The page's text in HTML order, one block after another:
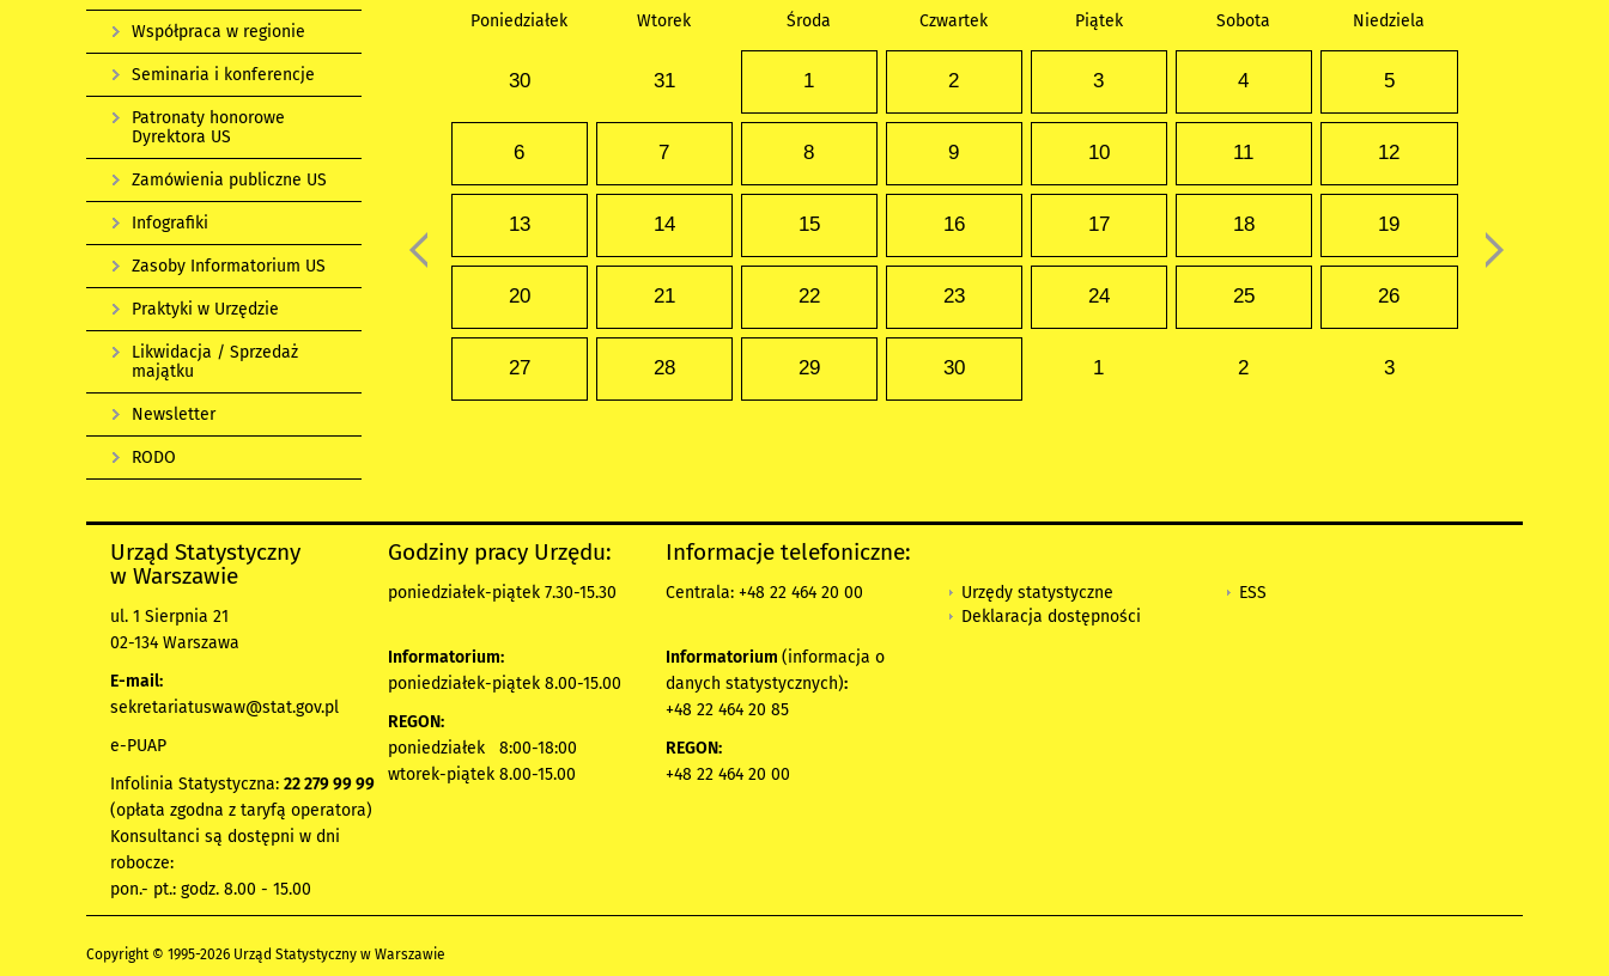
Poniedziałek Wtorek Środa Czwartek Piątek Sobota Niedziela
30 31 1 2 3 4 5
6 7 8 9 10 11 12
13 14 15 16 17 18 19
20 21 22 23 24 25 26
27 28 29 30 1 2 3
Współpraca w regionie
Seminaria i konferencje
Patronaty honorowe
Dyrektora US
Zamówienia publiczne US
Infografiki
Zasoby Informatorium US
Praktyki w Urzędzie
Likwidacja / Sprzedaż
majątku
Newsletter
RODO
Urząd Statystyczny
w Warszawie
ul. 1 Sierpnia 21
02-134 Warszawa
E-mail:
sekretariatuswaw@stat.gov.pl
e-PUAP
Infolinia Statystyczna: 22 279 99 99
(opłata zgodna z taryfą operatora)
Konsultanci są dostępni w dni
robocze:
pon.- pt.: godz. 8.00 - 15.00
Godziny pracy Urzędu:
poniedziałek-piątek 7.30-15.30
Informatorium:
poniedziałek-piątek 8.00-15.00
REGON:
poniedziałek 8:00-18:00
wtorek-piątek 8.00-15.00
Informacje telefoniczne:
Centrala: +48 22 464 20 00
Informatorium (informacja o
danych statystycznych):
+48 22 464 20 85
REGON:
+48 22 464 20 00
Urzędy statystyczne
Deklaracja dostępności
ESS
Copyright © 1995-2026 Urząd Statystyczny w Warszawie